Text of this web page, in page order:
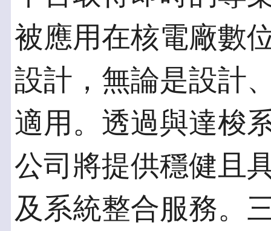
被應用在核電廠數
設計，無論是設計
適用。透過與達梭
公司將提供穩健且
及系統整合服務。